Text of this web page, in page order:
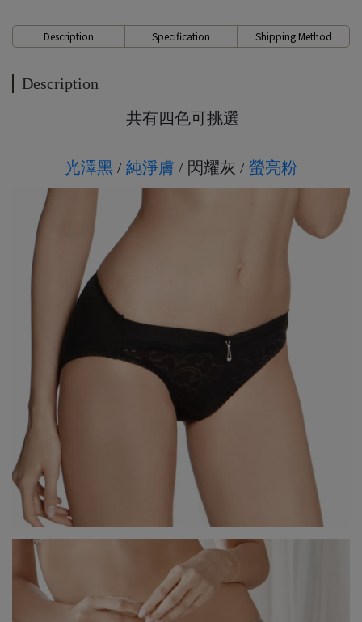
7、8月滿千折百10
7、8月滿千折百11
7、8月滿千折百12
7、8月滿千折百16
7、8月滿千折百17
7、8月滿千折百18
7、8月滿千折百19
7、8月滿千折百20
7、8月滿千折百21
7、8月滿千折百22
7、8月滿千折百23
7、8月滿千折百24
7、8月滿千折百25
優惠加購
浪漫疊加｜全館滿4000贈貓耳眼罩組
Description Specification Shipping Method
Description
共有四色可挑選
光澤黑 / 純淨膚 / 閃耀灰 / 螢亮粉